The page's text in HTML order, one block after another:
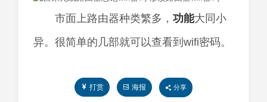
市面上路由器种类繁多， 功能大同小
异。很简单的几部就可以查看到wifi密码。
打赏 海报 分享